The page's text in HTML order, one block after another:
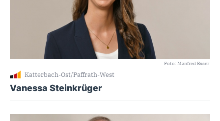
Foto: Manfred Esser
Katterbach-Ost/Paffrath-West
Vanessa Steinkrüger